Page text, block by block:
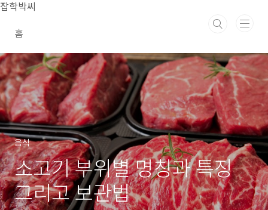
본문 바로가기
잡학박씨
홈
음식
소고기 부위별 명칭과 특징
그리고 보관법